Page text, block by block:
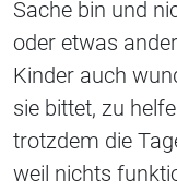
Sache bin und
oder etwas
Kinder auch
sie bittet, zu
trotzdem die
weil nichts